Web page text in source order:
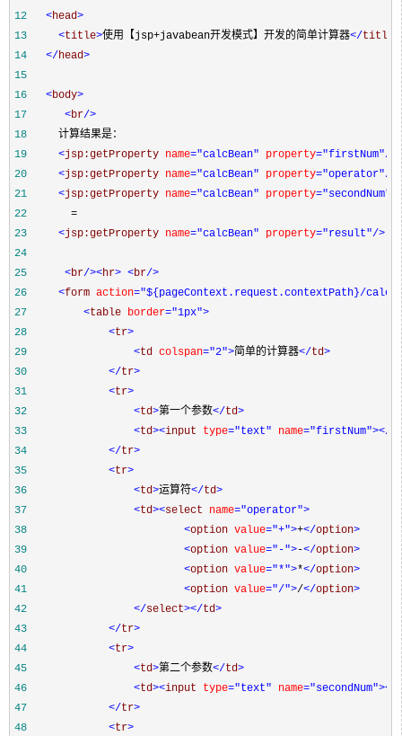
12
<head>
13
<title>使用【jsp+javabean开发模式】开发的简单计算器</title
14
</head>
15
16
<body>
17
<br/>
18
19
<jsp:getProperty name="calcBean" property="firstNum"/>
20
<jsp:getProperty name="calcBean" property="operator"/>
21
<jsp:getProperty name="calcBean" property="secondNum"
/
22
23
<jsp:getProperty name="calcBean" property="result"/>
24
25
<br/><hr> <br/>
26
<form action="${pageContext.request.contextPath}/
27
<table border="1px">
28
<tr>
29
<td colspan="2">简单的计算器</td>
30
</tr>
31
<tr>
32
<td>第一个参数</td>
33
<td><input type="text" name="firstNum"></
34
</tr>
35
<tr>
36
<td>运算符</td>
37
<td><select name="operator">
38
<option value="+">+</option>
39
<option value="-">-</option>
40
<option value="*">*</option>
41
<option value="/">/</option>
42
</select></td>
43
</tr>
44
<tr>
45
<td>第二个参数</td>
46
<td><input type="text" name="secondNum"></
47
</tr>
48
<tr>